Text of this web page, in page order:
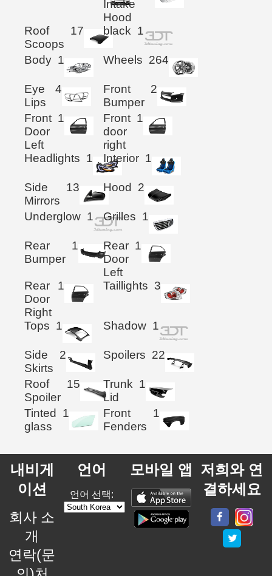
Intake
Hood
Roof
Scoops
17 black 1
Body 1 Wheels 264
Eye
Lips
4
Front
Bumper
2
Front
Door
Left
1
Front
door
right
1
Headlights 1 Interior 1
Side
Mirrors
13 Hood 2
Underglow 1 Grilles 1
Rear
Bumper
1
Rear
Door
Left
1
Rear
Door
Right
1 Taillights 3
Tops 1 Shadow 1
Side
Skirts
2 Spoilers 22
Roof
Spoiler
15
Trunk
Lid
1
Tinted
glass
1
Front
Fenders
1
내비게
이션
회사 소
개
연락(문
언어
언어 선택:
모바일 앱 저희와 연
결하세요